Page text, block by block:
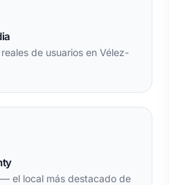
de usuarios en Vélez-
el local más destacado de